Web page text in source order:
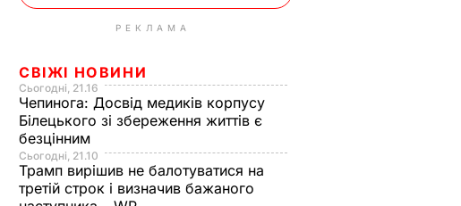
РЕКЛАМА
СВІЖІ НОВИНИ
Сьогодні, 21.16
Чепинога: Досвід медиків корпусу
Білецького зі збереження життів є
безцінним
Сьогодні, 21.10
Трамп вирішив не балотуватися на
третій строк і визначив бажаного